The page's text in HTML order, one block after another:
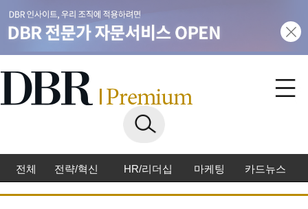
전체 전략/혁신 HR/리더십 마케팅 카드뉴스